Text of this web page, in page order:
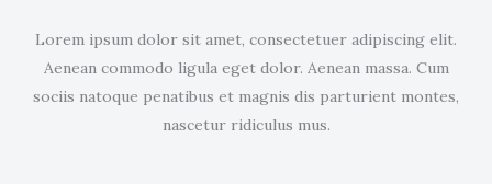
Lorem ipsum dolor sit amet, consectetuer adipiscing elit.
Aenean commodo ligula eget dolor. Aenean massa. Cum
sociis natoque penatibus et magnis dis parturient montes,
nascetur ridiculus mus.